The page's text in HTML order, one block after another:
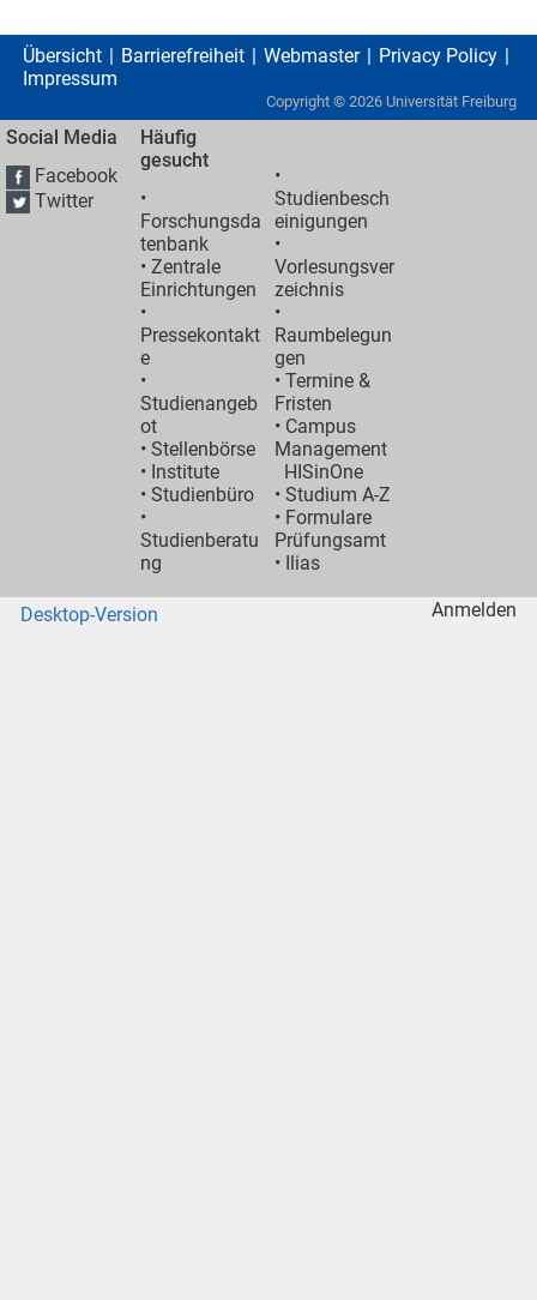
Übersicht Barrierefreiheit Webmaster
Privacy Policy
Impressum
Copyright © 2026 Universität Freiburg
Social Media
Facebook
Twitter
Häufig
gesucht
•
Forschungsda
tenbank
•Zentrale
Einrichtungen
•
Pressekontakt
e
•
Studienangeb
ot
•Stellenbörse
• Institute
•Studienbüro
•
Studienberatu
ng
•
Studienbesch
einigungen
•
Vorlesungsver
zeichnis
•
Raumbelegun
gen
•Termine &
Fristen
• Campus
Management
HISinOne
•Studium A-Z
• Formulare
Prüfungsamt
•
Ilias
Desktop-Version Anmelden